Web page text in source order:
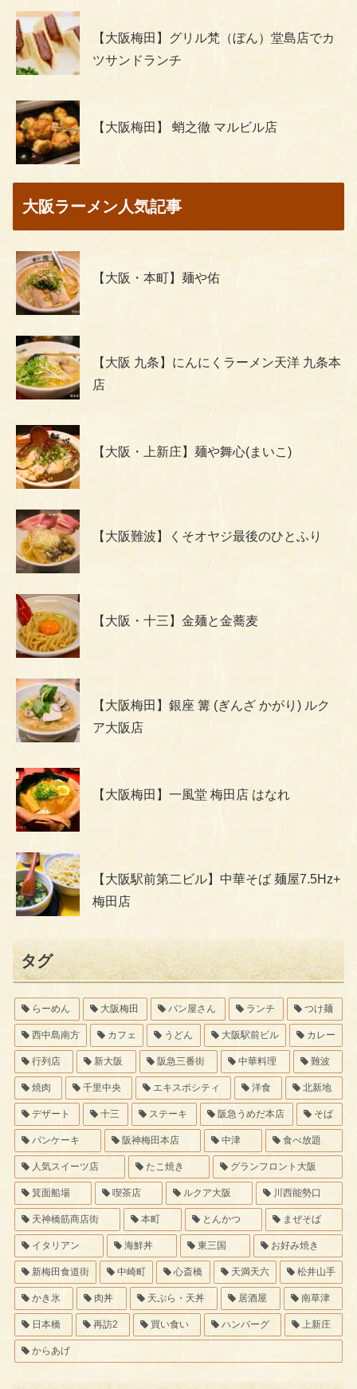
【大阪梅田】グリル梵（ぼん）堂島店でカ
ツサンドランチ
【大阪梅田】 蛸之徹 マルビル店
大阪ラーメン人気記事
【大阪・本町】麺や佑
【大阪 九条】にんにくラーメン天洋 九条本
店
【大阪・上新庄】麺や舞心(まいこ)
【大阪難波】くそオヤジ最後のひとふり
【大阪・十三】金麺と金蕎麦
【大阪梅田】銀座 篝 (ぎんざ かがり) ルク
ア大阪店
【大阪梅田】一風堂 梅田店 はなれ
【大阪駅前第二ビル】中華そば 麺屋7.5Hz+
梅田店
タグ
らーめん 大阪梅田 パン屋さん ランチ つけ麺
西中島南方 カフェ うどん 大阪駅前ビル カレー
行列店 新大阪 阪急三番街 中華料理 難波
焼肉 千里中央 エキスポシティ 洋食 北新地
デザート 十三 ステーキ 阪急うめだ本店 そば
パンケーキ 阪神梅田本店 中津 食べ放題
人気スイーツ店 たこ焼き グランフロント大阪
箕面船場 喫茶店 ルクア大阪 川西能勢口
天神橋筋商店街 本町 とんかつ まぜそば
イタリアン 海鮮丼 東三国 お好み焼き
新梅田食道街 中崎町 心斎橋 天満天六 松井山手
かき氷 肉丼 天ぷら・天丼 居酒屋 南草津
日本橋 再訪2 買い食い ハンバーグ 上新庄
からあげ